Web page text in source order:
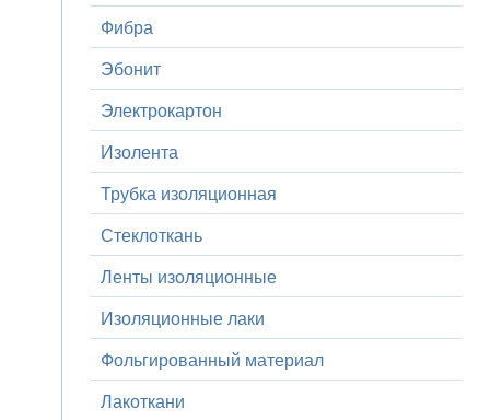
Фибра
Эбонит
Электрокартон
Изолента
Трубка изоляционная
Стеклоткань
Ленты изоляционные
Изоляционные лаки
Фольгированный материал
Лакоткани